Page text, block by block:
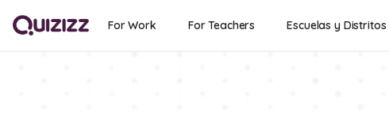
For Work For Teachers Escuelas y Distritos